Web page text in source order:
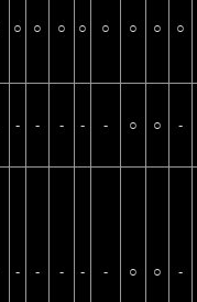
○ ○ ○ ○ ○ ○ ○ ○
- - - - - ○ ○ -
- - - - - ○ ○ -